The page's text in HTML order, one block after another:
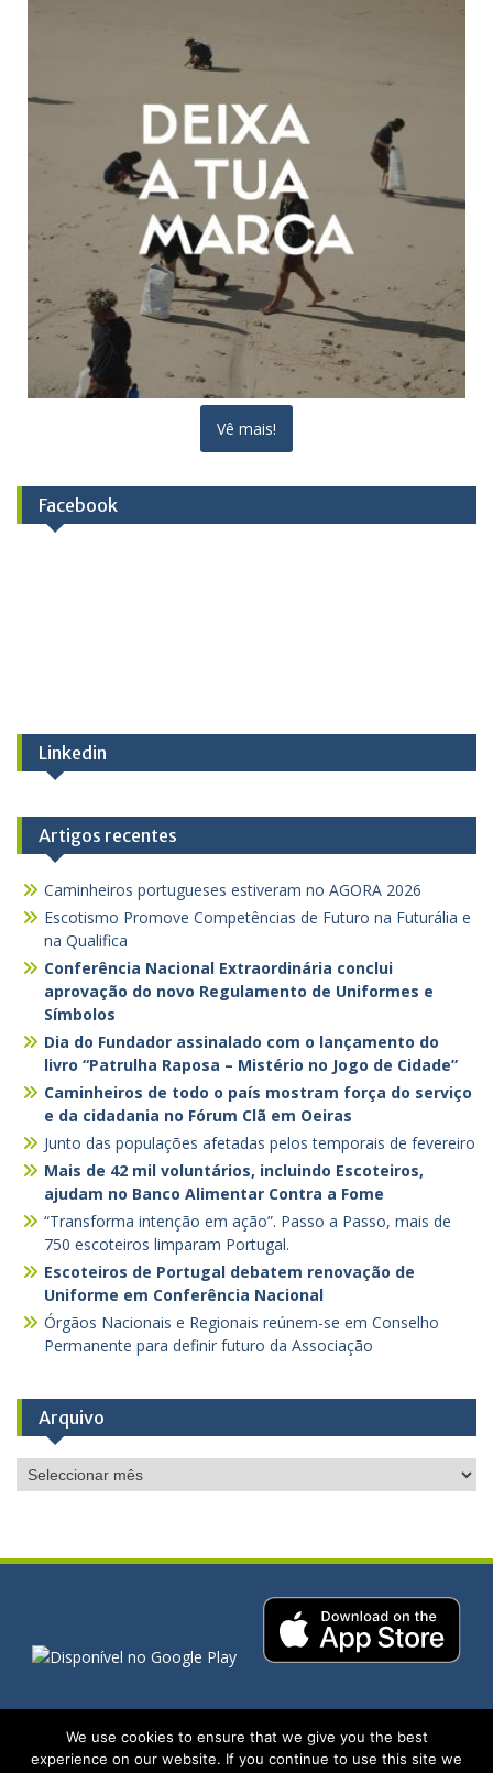
Vê mais!
Facebook
Linkedin
Artigos recentes
Caminheiros portugueses estiveram no AGORA 2026
Escotismo Promove Competências de Futuro na Futurália e
na Qualifica
Conferência Nacional Extraordinária conclui
aprovação do novo Regulamento de Uniformes e
Símbolos
Dia do Fundador assinalado com o lançamento do
livro “Patrulha Raposa – Mistério no Jogo de Cidade”
Caminheiros de todo o país mostram força do serviço
e da cidadania no Fórum Clã em Oeiras
Junto das populações afetadas pelos temporais de fevereiro
Mais de 42 mil voluntários, incluindo Escoteiros,
ajudam no Banco Alimentar Contra a Fome
“Transforma intenção em ação”. Passo a Passo, mais de
750 escoteiros limparam Portugal.
Escoteiros de Portugal debatem renovação de
Uniforme em Conferência Nacional
Órgãos Nacionais e Regionais reúnem-se em Conselho
Permanente para definir futuro da Associação
Arquivo
Arquivo
Copyright. All rights reserved.
We use cookies to ensure that we give you the best
experience on our website. If you continue to use this site we